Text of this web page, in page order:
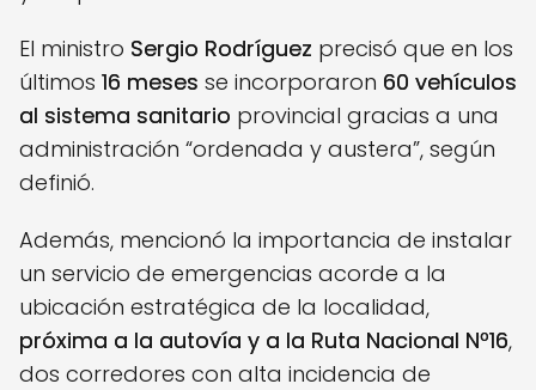
El ministro Sergio Rodríguez precisó que en los
últimos 16 meses se incorporaron 60 vehículos
al sistema sanitario provincial gracias a una
administración “ordenada y austera”, según
definió.
Además, mencionó la importancia de instalar
un servicio de emergencias acorde a la
ubicación estratégica de la localidad,
próxima a la autovía y a la Ruta Nacional Nº16,
dos corredores con alta incidencia de